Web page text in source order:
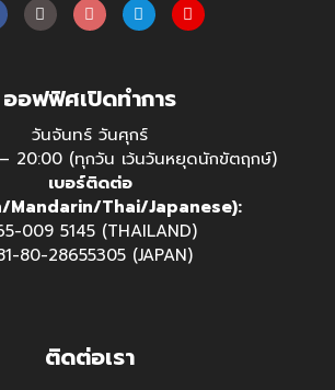
ออฟฟิศเปิดทำการ
วันจันทร์ วันศุกร์
20:00 (ทุกวัน เว้นวันหยุดนักขัตฤกษ์)
เบอร์ติดต่อ
Mandarin/Thai/Japanese):
009 5145 (THAILAND)
80-28655305 (JAPAN)
ติดต่อเรา